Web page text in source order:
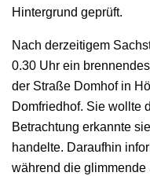
Hintergrund geprüft.
Nach derzeitigem
0.30 Uhr ein
der Straße Domhof in
Domfriedhof. Sie wollte
Betrachtung erkannte
handelte. Daraufhin
während die